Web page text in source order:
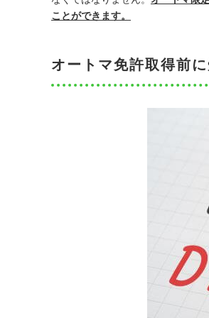
ことができます。
オートマ免許取得前